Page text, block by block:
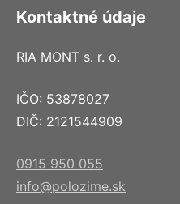
Kontaktné údaje
RIA MONT s. r. o.
IČO: 53878027
DIČ: 2121544909
0915 950 055
info@polozime.sk